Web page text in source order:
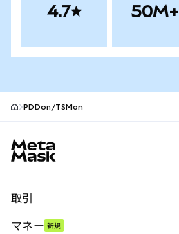
4.7 50M+
PDDon/TSMon
取引
マネー 新規